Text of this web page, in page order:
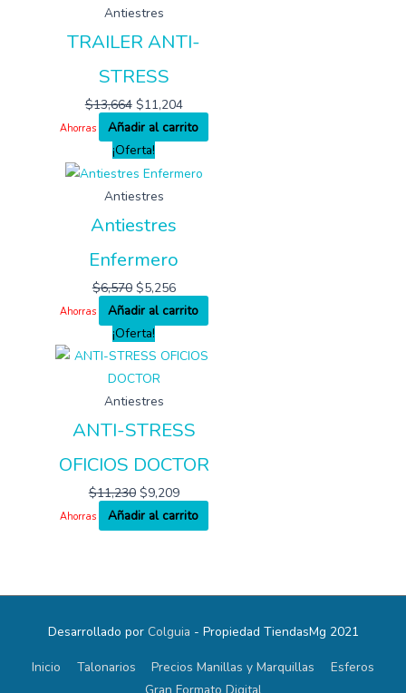
Antiestres
TRAILER ANTI-
STRESS
$13,664 $11,204
Ahorras
Añadir al carrito
¡Oferta!
Antiestres
Antiestres
Enfermero
$6,570 $5,256
Ahorras
Añadir al carrito
¡Oferta!
Antiestres
ANTI-STRESS
OFICIOS DOCTOR
$11,230 $9,209
Ahorras Añadir al carrito
Desarrollado por Colguia - Propiedad TiendasMg 2021
Inicio Talonarios Precios Manillas y Marquillas
Esferos